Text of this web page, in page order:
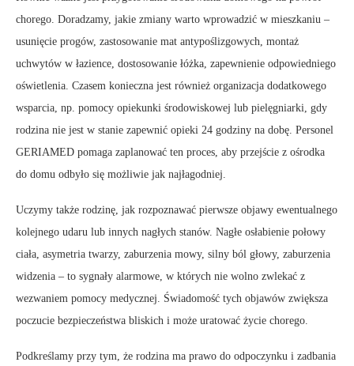
chorego. Doradzamy, jakie zmiany warto wprowadzić w mieszkaniu –
usunięcie progów, zastosowanie mat antypoślizgowych, montaż
uchwytów w łazience, dostosowanie łóżka, zapewnienie odpowiedniego
oświetlenia. Czasem konieczna jest również organizacja dodatkowego
wsparcia, np. pomocy opiekunki środowiskowej lub pielęgniarki, gdy
rodzina nie jest w stanie zapewnić opieki 24 godziny na dobę. Personel
GERIAMED pomaga zaplanować ten proces, aby przejście z ośrodka
do domu odbyło się możliwie jak najłagodniej.
Uczymy także rodzinę, jak rozpoznawać pierwsze objawy ewentualnego
kolejnego udaru lub innych nagłych stanów. Nagłe osłabienie połowy
ciała, asymetria twarzy, zaburzenia mowy, silny ból głowy, zaburzenia
widzenia – to sygnały alarmowe, w których nie wolno zwlekać z
wezwaniem pomocy medycznej. Świadomość tych objawów zwiększa
poczucie bezpieczeństwa bliskich i może uratować życie chorego.
Podkreślamy przy tym, że rodzina ma prawo do odpoczynku i zadbania